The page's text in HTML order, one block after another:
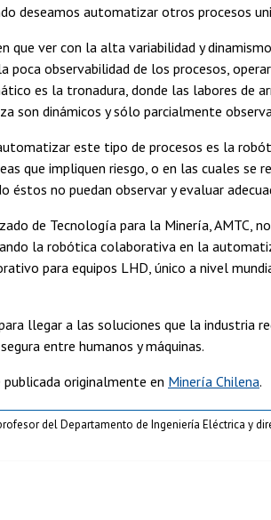
deseamos automatizar otros procesos
que ver con la alta variabilidad y
poca observabilidad de los procesos,
es la tronadura, donde las labores de
son dinámicos y sólo parcialmente
este tipo de procesos es la
que impliquen riesgo, o en las cuales se
éstos no puedan observar y evaluar
de Tecnología para la Minería, AMTC,
la robótica colaborativa en la
para equipos LHD, único a nivel
llegar a las soluciones que la industria
entre humanos y máquinas.
originalmente en Minería Chilena.
del Departamento de Ingeniería Eléctrica y